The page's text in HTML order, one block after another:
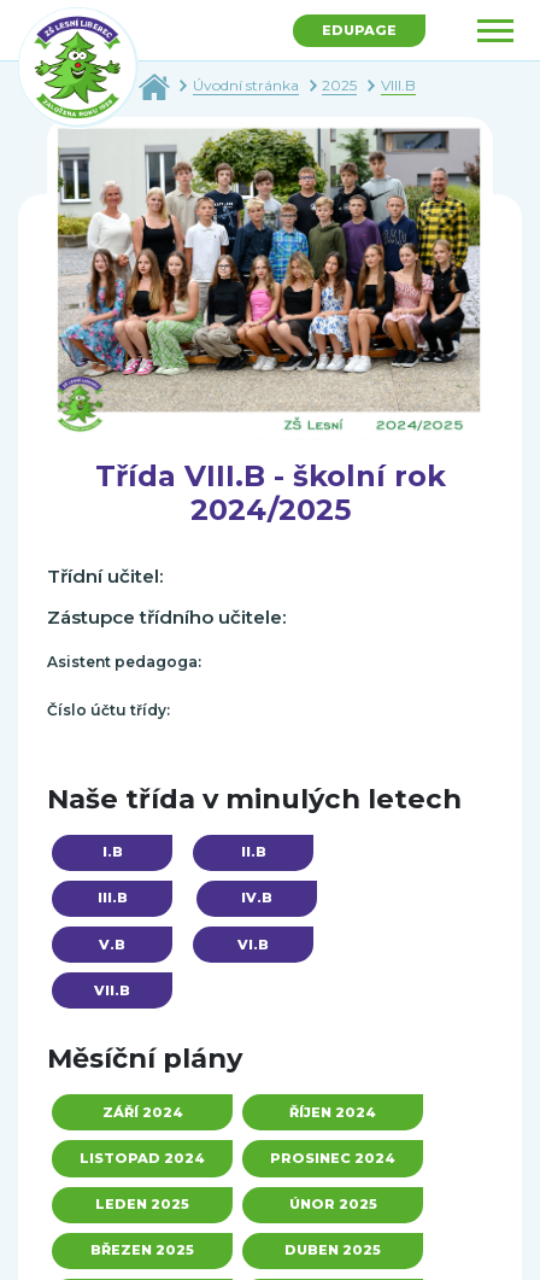
EDUPAGE
Úvodní stránka 2025 VIII.B
Třída VIII.B - školní rok
2024/2025
Třídní učitel:
Zástupce třídního učitele:
Asistent pedagoga:
Číslo účtu třídy:
Naše třída v minulých letech
I.B II.B
III.B IV.B
V.B VI.B
VII.B
Měsíční plány
ZÁŘÍ 2024 ŘÍJEN 2024
LISTOPAD 2024 PROSINEC 2024
LEDEN 2025 ÚNOR 2025
BŘEZEN 2025 DUBEN 2025